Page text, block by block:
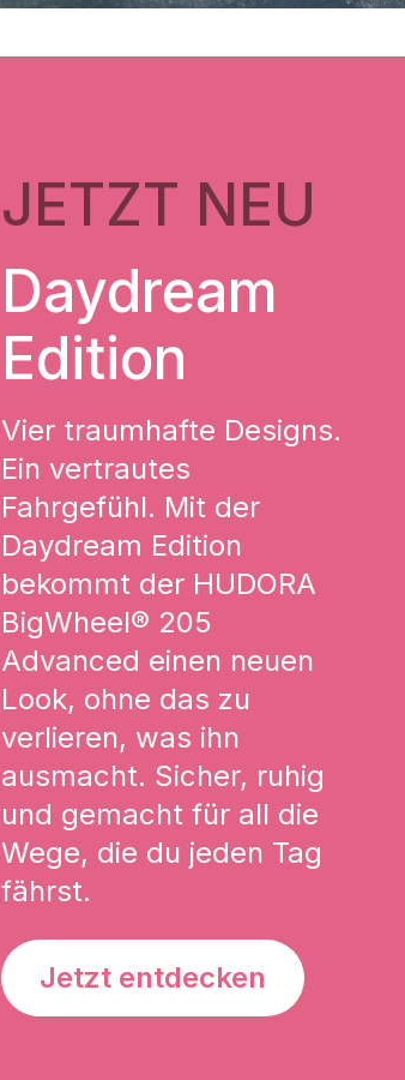
JETZT NEU
Daydream
Edition
Vier traumhafte Designs.
Ein vertrautes
Fahrgefühl. Mit der
Daydream Edition
bekommt der HUDORA
BigWheel® 205
Advanced einen neuen
Look, ohne das zu
verlieren, was ihn
ausmacht. Sicher, ruhig
und gemacht für all die
Wege, die du jeden Tag
fährst.
Jetzt entdecken